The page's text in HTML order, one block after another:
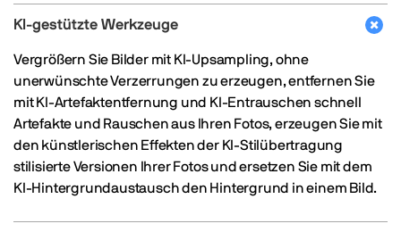
KI-gestützte Werkzeuge
Vergrößern Sie Bilder mit KI-Upsampling, ohne
unerwünschte Verzerrungen zu erzeugen, entfernen Sie
mit KI-Artefaktentfernung und KI-Entrauschen schnell
Artefakte und Rauschen aus Ihren Fotos, erzeugen Sie mit
den künstlerischen Effekten der KI-Stilübertragung
stilisierte Versionen Ihrer Fotos und ersetzen Sie mit dem
KI-Hintergrundaustausch den Hintergrund in einem Bild.